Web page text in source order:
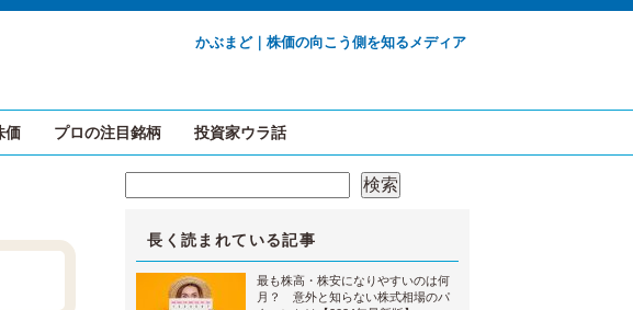
かぶまど｜株価の向こう側を知るメディア
価 プロの注目銘柄 投資家ウラ話
検索
長く読まれている記事
最も株高・株安になりやすいのは何
月？ 意外と知らない株式相場のパ